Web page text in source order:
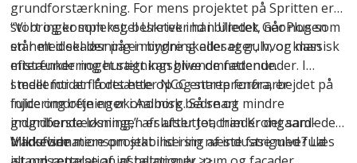
grundforstærkning. For mens projektet på Spritten er
stort og komplekst, beskriver han Uretek GeoPlus som
en helt ideel løsning i mindre skadesager, hvor klassisk
efterfundering hurtigt kan blive omfattende.
“Vi bringer som regel Uretek ind i billedet, når nogen
står med skader på en bygning eller et gulv, og man
mistænker noget sætningsgivende nedenunder. I
stedet for at flå det hele op og starte forfra, er
injicering ofte en økonomisk bedre og mindre
indgribende løsning,” afslutter Joachim Krongaard-
Mikkelsen.
I mellemtiden fortsætter NCC entreprenørarbejdet på
fulde omdrejninger i Aalborg. Så snart
grundforstærkningen er afsluttet, træder det samlede
transformationsprojekt ind i sin næste fase med fuld
Vil du vide mere om stabilisering af industrigulve? Læs